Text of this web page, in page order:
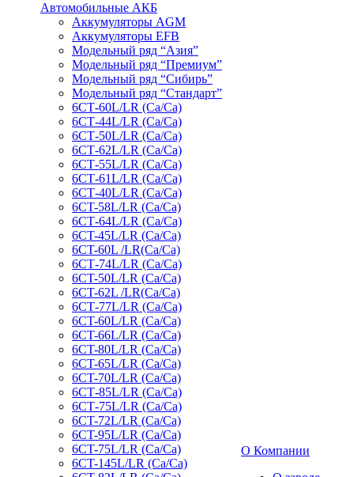
Автомобильные АКБ
Аккумуляторы AGM
Аккумуляторы EFB
Модельный ряд “Азия”
Модельный ряд “Премиум”
Модельный ряд “Сибирь”
Модельный ряд “Стандарт”
6СТ-60L/LR (Ca/Ca)
6СТ-44L/LR (Са/Са)
6СТ-50L/LR (Ca/Ca)
6СТ-62L/LR (Ca/Ca)
6СТ-55L/LR (Ca/Ca)
6СТ-61L/LR (Ca/Ca)
6СТ-40L/LR (Ca/Ca)
6CT-58L/LR (Ca/Ca)
6СТ-64L/LR (Ca/Ca)
6CT-45L/LR (Ca/Ca)
6CT-60L /LR(Ca/Ca)
6СТ-74L/LR (Са/Са)
6CT-50L/LR (Ca/Ca)
6CT-62L /LR(Ca/Ca)
6СТ-77L/LR (Ca/Ca)
6CT-60L/LR (Ca/Ca)
6CT-66L/LR (Ca/Ca)
6CT-80L/LR (Са/Са)
6CT-65L/LR (Ca/Ca)
6CT-70L/LR (Са/Са)
6СТ-85L/LR (Са/Са)
6СТ-75L/LR (Ca/Ca)
6CT-72L/LR (Ca/Ca)
6CT-95L/LR (Са/Са)
6CT-75L/LR (Ca/Ca)
6CT-145L/LR (Са/Са)
О Компании